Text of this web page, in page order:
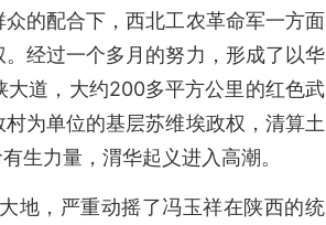
的配合下，西北工农革命军一方面
经过一个多月的努力，形成了以华
道，大约200多平方公里的红色武
为单位的基层苏维埃政权，清算土
生力量，渭华起义进入高潮。
地，严重动摇了冯玉祥在陕西的统